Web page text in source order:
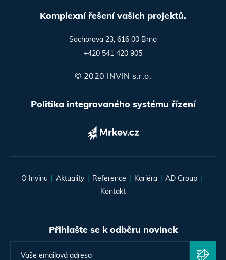
Komplexní řešení vašich projektů.
Sochorova 23, 616 00 Brno
+420 541 420 905
© 2020 INVIN s.r.o.
Politika integrovaného systému řízení
O Invinu Aktuality Reference Kariéra
AD Group
Kontakt
Přihlašte se k odběru novinek